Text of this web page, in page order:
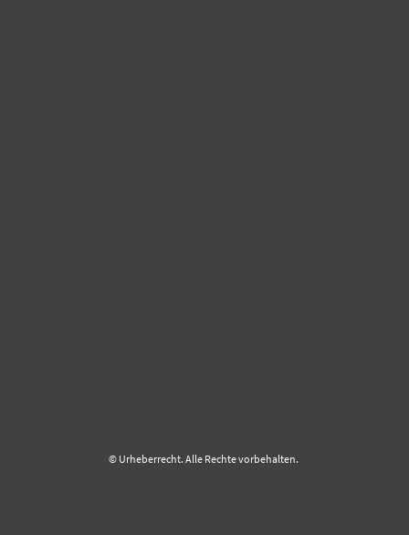
© Urheberrecht. Alle Rechte vorbehalten.